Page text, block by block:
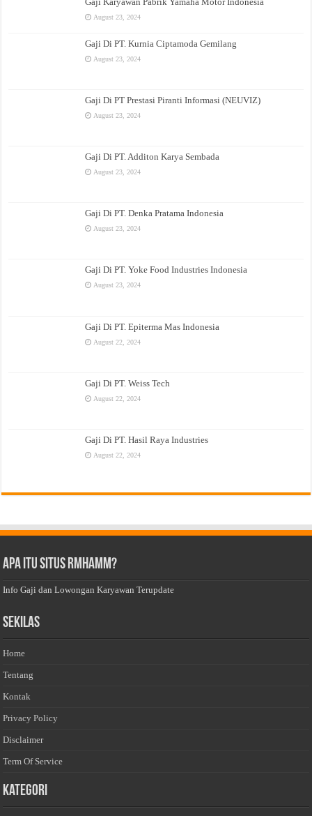
August 23, 2024
Gaji Di PT. Kurnia Ciptamoda Gemilang
August 23, 2024
Gaji Di PT Prestasi Piranti Informasi (NEUVIZ)
August 23, 2024
Gaji Di PT. Additon Karya Sembada
August 23, 2024
Gaji Di PT. Denka Pratama Indonesia
August 23, 2024
Gaji Di PT. Yoke Food Industries Indonesia
August 23, 2024
Gaji Di PT. Epiterma Mas Indonesia
August 22, 2024
Gaji Di PT. Weiss Tech
August 22, 2024
Gaji Di PT. Hasil Raya Industries
August 22, 2024
Apa Itu Situs Rmhamm?
Info Gaji dan Lowongan Karyawan Terupdate
Sekilas
Home
Tentang
Kontak
Privacy Policy
Disclaimer
Term Of Service
Kategori